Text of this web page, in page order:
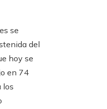
se
del
hoy se
en 74
los